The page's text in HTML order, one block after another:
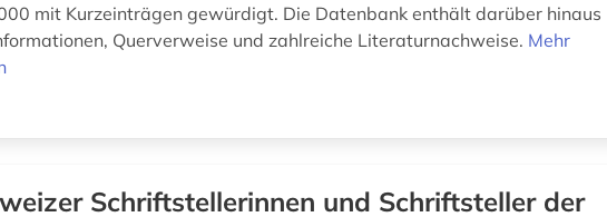
mit Kurzeinträgen gewürdigt. Die Datenbank enthält darüber hinaus
Querverweise und zahlreiche Literaturnachweise. Mehr
Schriftstellerinnen und Schriftsteller der